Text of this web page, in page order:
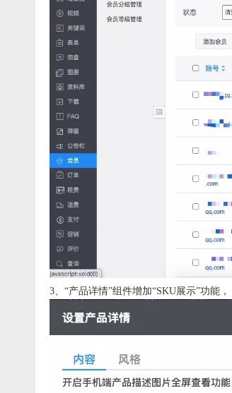
3、“产品详情”组件增加“SKU展示”功能，